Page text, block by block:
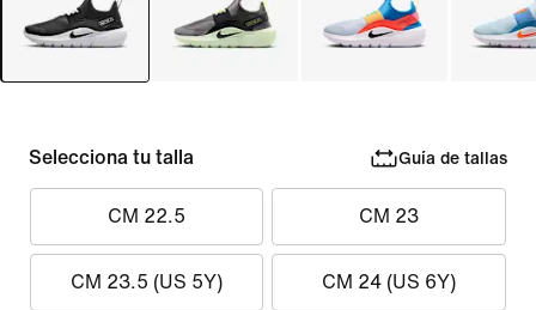
Selecciona tu talla Guía de tallas
CM 22.5 CM 23
CM 23.5 (US 5Y) CM 24 (US 6Y)